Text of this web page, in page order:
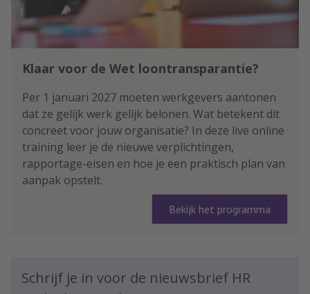
Klaar voor de Wet loontransparantie?
Per 1 januari 2027 moeten werkgevers aantonen
dat ze gelijk werk gelijk belonen. Wat betekent dit
concreet voor jouw organisatie? In deze live online
training leer je de nieuwe verplichtingen,
rapportage-eisen en hoe je een praktisch plan van
aanpak opstelt.
Bekijk het programma
Schrijf je in voor de nieuwsbrief HR